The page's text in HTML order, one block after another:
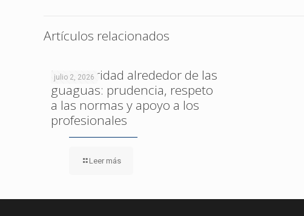
Artículos relacionados
julio 2, 2026
La seguridad alrededor de las
guaguas: prudencia, respeto
a las normas y apoyo a los
profesionales
Leer más